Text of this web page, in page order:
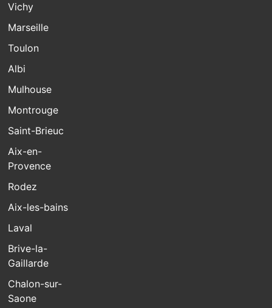
Vichy
Marseille
Toulon
Albi
Mulhouse
Montrouge
Saint-Brieuc
Aix-en-
Provence
Rodez
Aix-les-bains
Laval
Brive-la-
Gaillarde
Chalon-sur-
Saone